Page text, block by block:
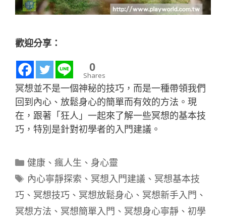
歡迎分享：
0
Shares
冥想並不是一個神秘的技巧，而是一種帶領我們
回到內心、放鬆身心的簡單而有效的方法。現
在，跟著「狂人」一起來了解一些冥想的基本技
巧，特別是針對初學者的入門建議。
分
類
健康、 瘋人生 、 身心靈
標
籤
內心寧靜探索 、 冥想入門建議、 冥想基本技
巧 、 冥想技巧 、 冥想放鬆身心 、 冥想新手入門 、
冥想方法 、 冥想簡單入門 、 冥想身心寧靜 、 初學